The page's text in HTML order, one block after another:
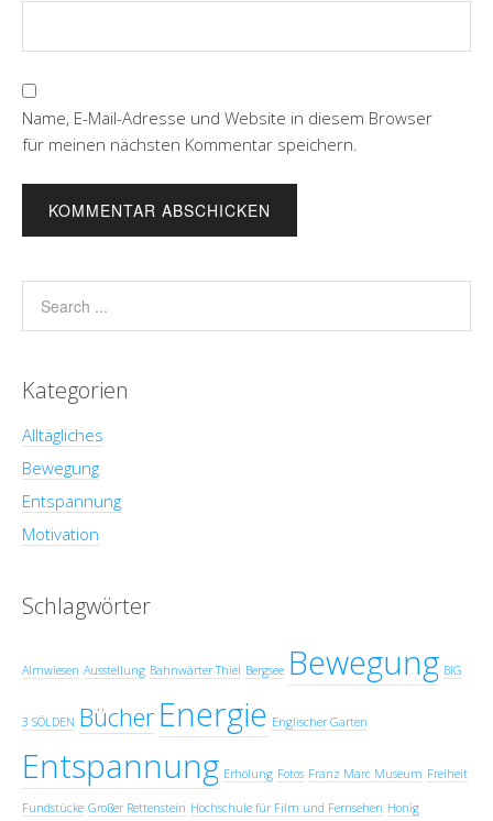
Name, E-Mail-Adresse und Website in diesem Browser
für meinen nächsten Kommentar speichern.
Kategorien
Alltägliches
Bewegung
Entspannung
Motivation
Schlagwörter
Almwiesen Ausstellung Bahnwärter Thiel Bergsee Bewegung BIG
3 SÖLDEN Bücher Energie Englischer Garten
Entspannung Erholung Fotos Franz Marc Museum Freiheit
Fundstücke Großer Rettenstein Hochschule für Film und Fernsehen Honig